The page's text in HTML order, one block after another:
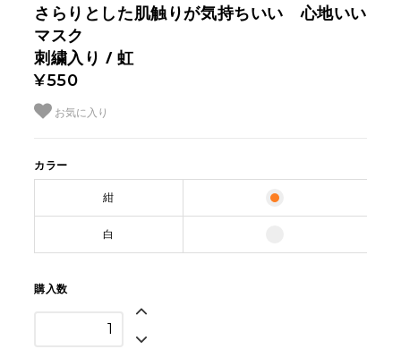
さらりとした肌触りが気持ちいい 心地いい
マスク
刺繍入り / 虹
¥550
お気に入り
カラー
紺
白
購入数